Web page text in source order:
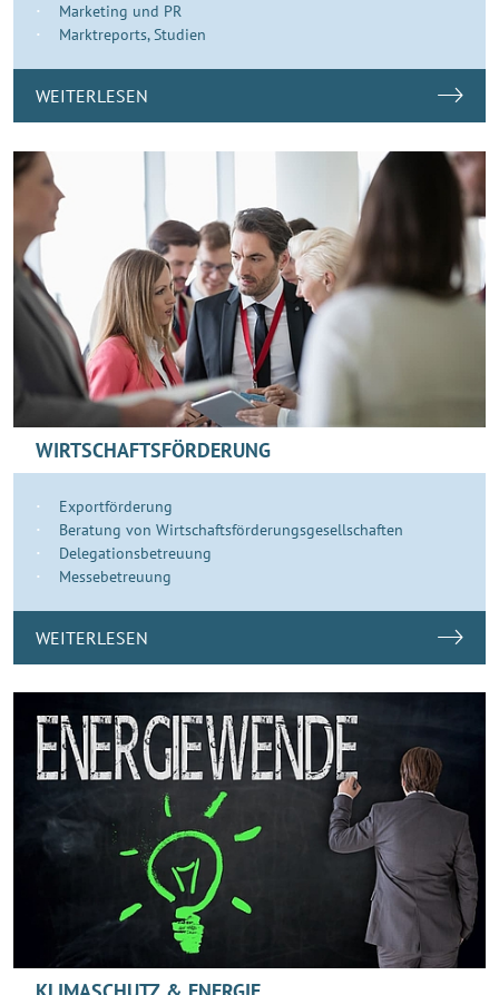
Marketing und PR
Marktreports, Studien
WEITERLESEN
WIRTSCHAFTSFÖRDERUNG
Exportförderung
Beratung von Wirtschaftsförderungsgesellschaften
Delegationsbetreuung
Messebetreuung
WEITERLESEN